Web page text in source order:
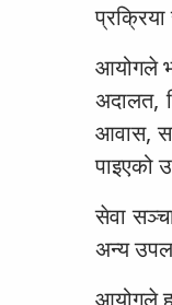
आयोगले
अदालत,
आवास,
पाइएको
सेवा
अन्य
आयोगले